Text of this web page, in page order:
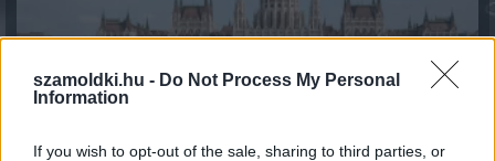
szamoldki.hu - Do Not Process My Personal
Information
If you wish to opt-out of the sale, sharing to third parties, or